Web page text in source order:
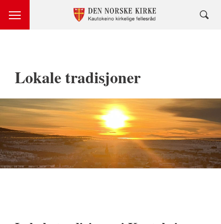
Lokale tradisjoner
tradisjoner